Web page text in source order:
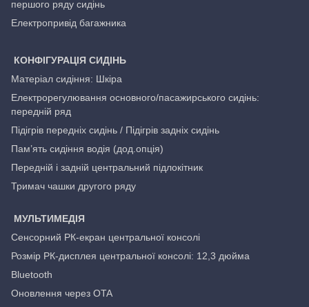
першого ряду сидінь
Електропривід багажника
КОНФІГУРАЦІЯ СИДІНЬ
Матеріал сидіння: Шкіра
Електрорегулювання основного/пасажирського сидінь:
передній ряд
Підігрів передніх сидінь / Підігрів задніх сидінь
Пам’ять сидіння водія (дод.опція)
Передній і задній центральний підлокітник
Тримач чашки другого ряду
МУЛЬТИМЕДІЯ
Сенсорний РК-екран центральної консолі
Розмір РК-дисплея центральної консолі: 12,3 дюйма
Bluetooth
Оновлення через OTA